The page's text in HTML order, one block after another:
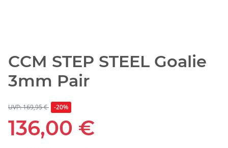
CCM STEP STEEL Goalie
3mm Pair
UVP: 169,95 € -20%
136,00 €